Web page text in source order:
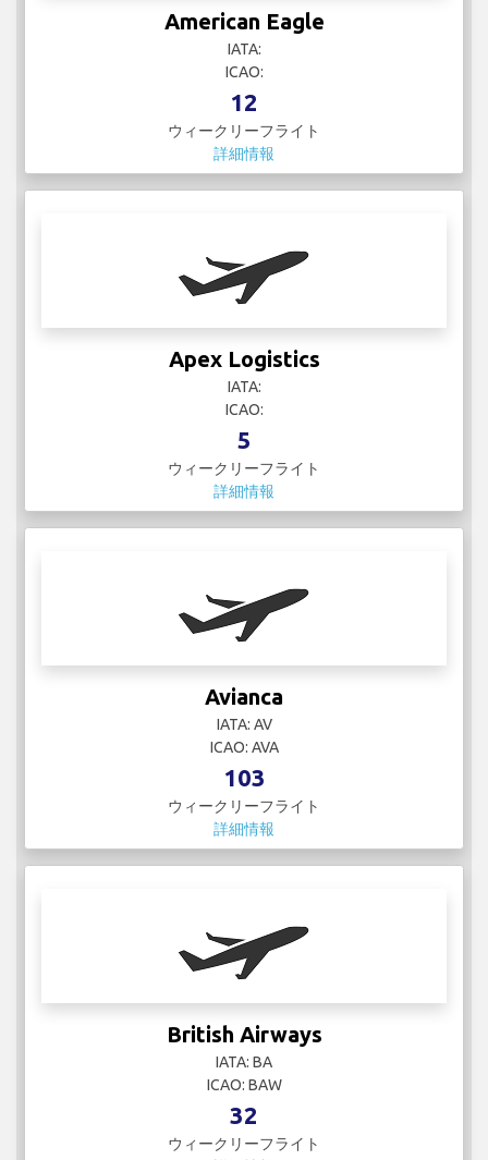
12
ウィークリーフライト
詳細情報
Apex Logistics
IATA:
ICAO:
5
ウィークリーフライト
詳細情報
Avianca
IATA: AV
ICAO: AVA
103
ウィークリーフライト
詳細情報
British Airways
32
ウィークリーフライト
Canadian North